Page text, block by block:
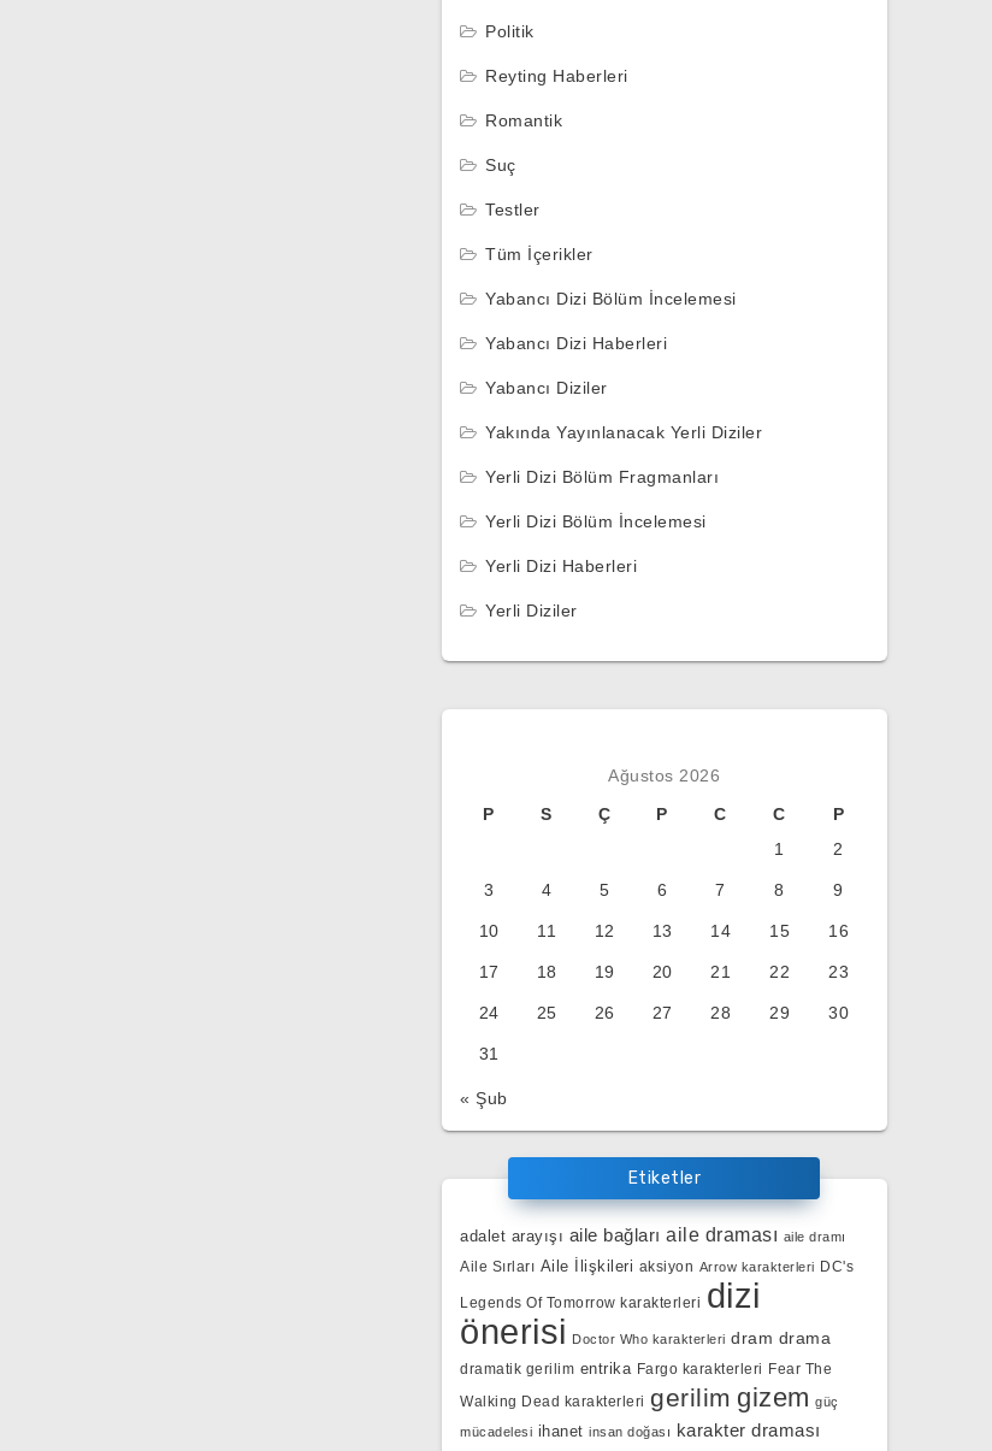
Politik
Reyting Haberleri
Romantik
Suç
Testler
Tüm İçerikler
Yabancı Dizi Bölüm İncelemesi
Yabancı Dizi Haberleri
Yabancı Diziler
Yakında Yayınlanacak Yerli Diziler
Yerli Dizi Bölüm Fragmanları
Yerli Dizi Bölüm İncelemesi
Yerli Dizi Haberleri
Yerli Diziler
Ağustos 2026
P
S Ç P C C
P
1
2
3 4 5 6 7 8 9
10 11 12 13 14 15 16
17 18 19 20 21 22 23
24 25 26 27 28 29 30
31
« Şub
Etiketler
adalet arayışı aile bağları aile draması aile dramı
Aile Sırları Aile İlişkileri aksiyon Arrow karakterleri DC's
Legends Of Tomorrow karakterleri dizi
önerisi Doctor Who karakterleri dram drama
dramatik gerilim entrika Fargo karakterleri Fear The
Walking Dead karakterleri gerilim gizem güç
mücadelesi ihanet insan doğası karakter draması